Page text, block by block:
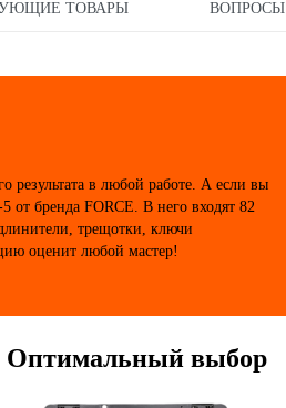
ТОВАРЫ ВОПРОСЫ
результата в любой работе. А если вы
от бренда FORCE. В него входят 82
трещотки, ключи
оценит любой мастер!
Оптимальный выбор